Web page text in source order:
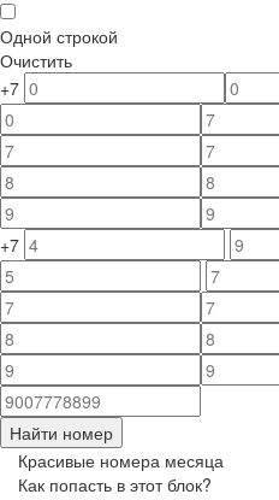
Одной строкой
Очистить
+7
+7
Найти номер
Красивые номера месяца
Как попасть в этот блок?